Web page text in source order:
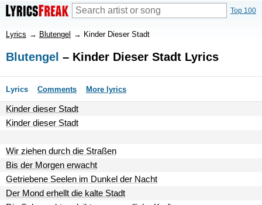
Top 100
Lyrics → Blutengel → Kinder Dieser Stadt
Blutengel – Kinder Dieser Stadt Lyrics
Lyrics Comments More lyrics
Kinder dieser Stadt
Kinder dieser Stadt
Wir ziehen durch die Straßen
Bis der Morgen erwacht
Getriebene Seelen im Dunkel der Nacht
Der Mond erhellt die kalte Stadt